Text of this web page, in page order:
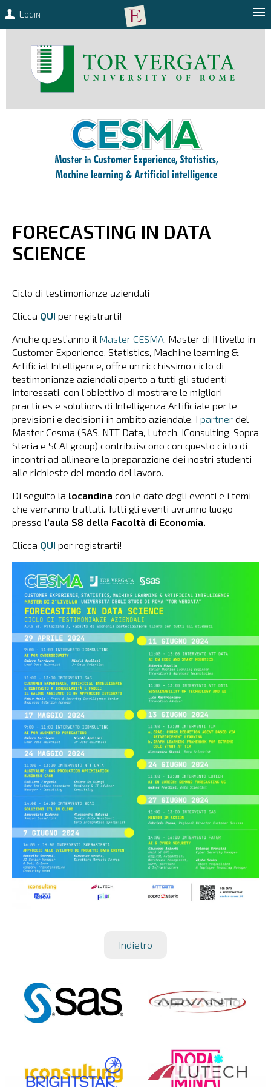
Login
FORECASTING IN DATA
SCIENCE
Ciclo di testimonianze aziendali
Clicca QUI per registrarti!
Anche quest’anno il Master CESMA , Master di II livello in
Customer Experience, Statistics, Machine learning &
Artificial Intelligence, offre un ricchissimo ciclo di
testimonianze aziendali aperto a tutti gli studenti
interessati, con l’obiettivo di mostrare le migliori
practices e solutions di Intelligenza Artificiale per le
previsioni e decisioni in ambito aziendale. I partner del
Master Cesma (SAS, NTT Data, Lutech, IConsulting, Sopra
Steria e SCAI group) contribuiscono con questo ciclo di
incontri ad allineare la preparazione dei nostri studenti
alle richieste del mondo del lavoro.
Di seguito la locandina con le date degli eventi e i temi
che verranno trattati. Tutti gli eventi avranno luogo
presso l’aula S8 della Facoltà di Economia.
Clicca QUI per registrarti!
Indietro